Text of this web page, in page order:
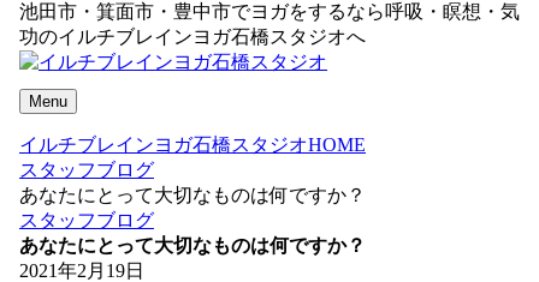
池田市・箕面市・豊中市でヨガをするなら呼吸・瞑想・気
功のイルチブレインヨガ石橋スタジオへ
Menu
イルチブレインヨガ石橋スタジオHOME
スタッフブログ
あなたにとって大切なものは何ですか？
スタッフブログ
あなたにとって大切なものは何ですか？
2021年2月19日